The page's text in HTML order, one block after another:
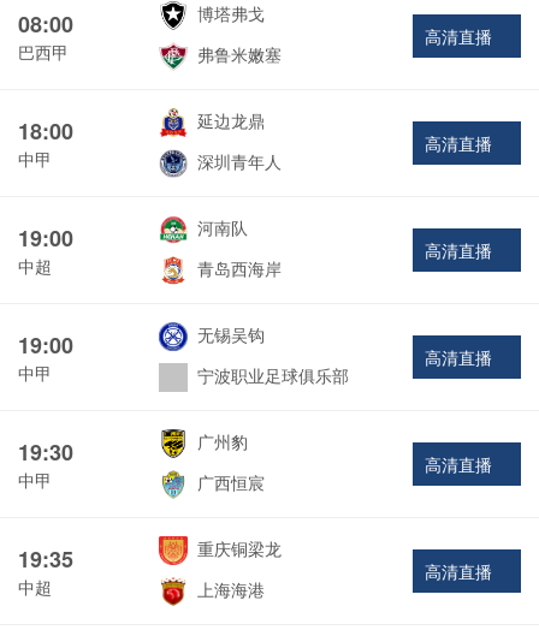
08:00
巴西甲
博塔弗戈
弗鲁米嫩塞
高清直播
18:00
中甲
延边龙鼎
深圳青年人
高清直播
19:00
中超
河南队
青岛西海岸
高清直播
19:00
中甲
无锡吴钩
宁波职业足球俱乐部
高清直播
19:30
中甲
广州豹
广西恒宸
高清直播
19:35
中超
重庆铜梁龙
上海海港
高清直播